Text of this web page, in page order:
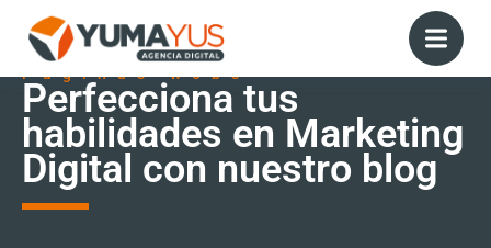
Páginas webs
Perfecciona tus
habilidades en Marketing
Digital con nuestro blog